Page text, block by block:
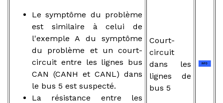
Le symptôme du problème
est similaire à celui de
l'exemple A du symptôme
du problème et un court-
circuit entre les lignes bus
CAN (CANH et CANL) dans
le bus 5 est suspecté.
La résistance entre les
Court-
circuit
dans les
lignes de
bus 5